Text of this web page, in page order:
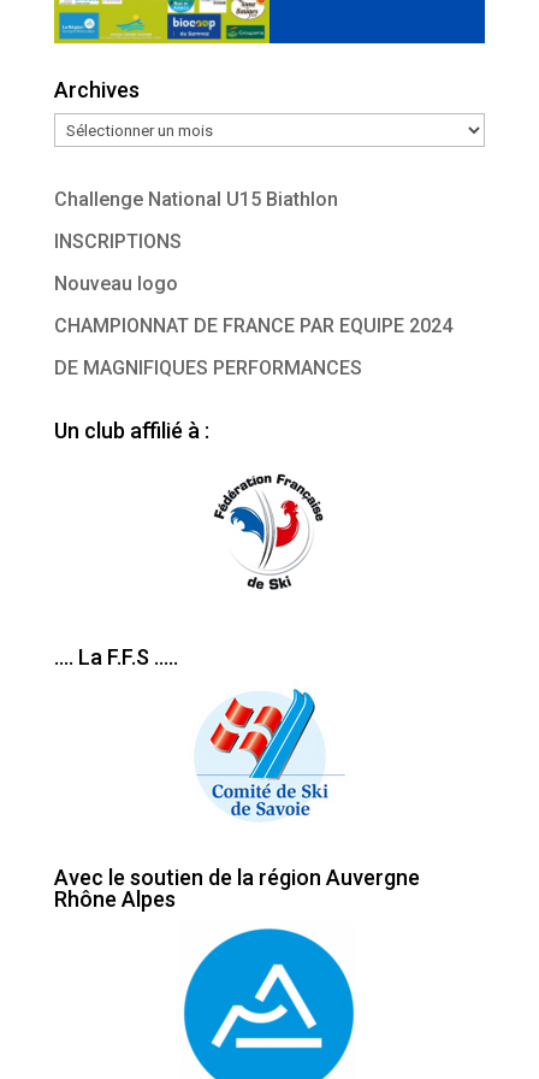
Archives
Archives
Challenge National U15 Biathlon
INSCRIPTIONS
Nouveau logo
CHAMPIONNAT DE FRANCE PAR EQUIPE 2024
DE MAGNIFIQUES PERFORMANCES
Un club affilié à :
…. La F.F.S …..
Avec le soutien de la région Auvergne
Rhône Alpes